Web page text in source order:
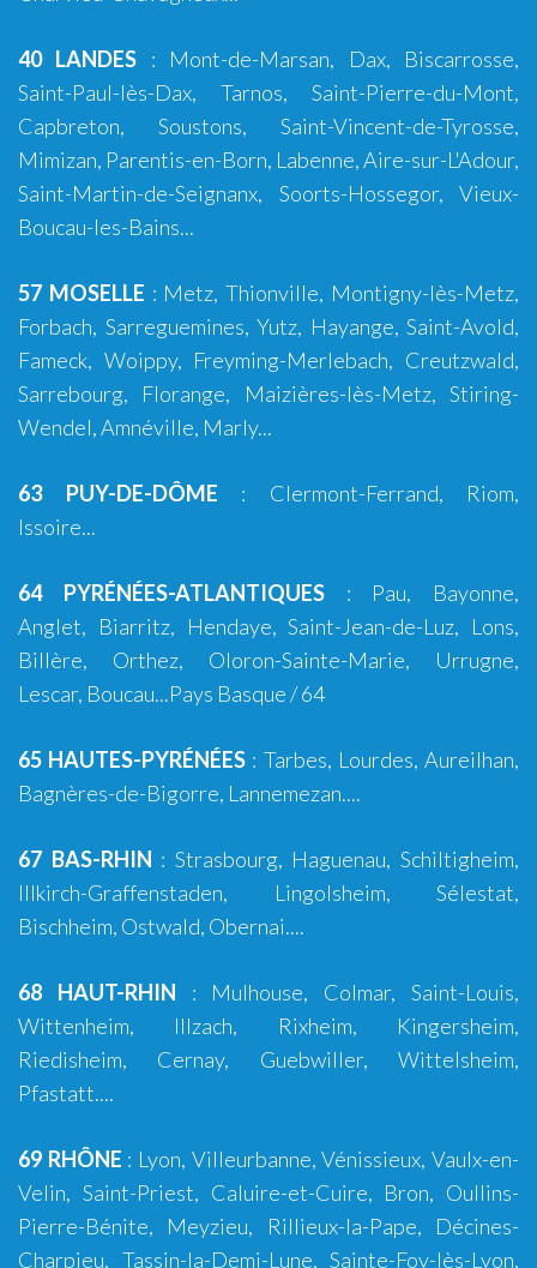
40 LANDES : Mont-de-Marsan, Dax, Biscarrosse,
Saint-Paul-lès-Dax, Tarnos, Saint-Pierre-du-Mont,
Capbreton, Soustons, Saint-Vincent-de-Tyrosse,
Mimizan, Parentis-en-Born, Labenne,Aire-sur-L'Adour,
Saint-Martin-de-Seignanx, Soorts-Hossegor, Vieux-
Boucau-les-Bains...
57 MOSELLE : Metz,Thionville, Montigny-lès-Metz,
Forbach, Sarreguemines, Yutz, Hayange, Saint-Avold,
Fameck, Woippy, Freyming-Merlebach, Creutzwald,
Sarrebourg, Florange, Maizières-lès-Metz, Stiring-
Wendel, Amnéville, Marly...
63 PUY-DE-DÔME : Clermont-Ferrand, Riom,
Issoire...
64 PYRÉNÉES-ATLANTIQUES: Pau, Bayonne,
Anglet, Biarritz, Hendaye,Saint-Jean-de-Luz, Lons,
Billère, Orthez, Oloron-Sainte-Marie, Urrugne,
Lescar, Boucau...Pays Basque/ 64
65 HAUTES-PYRÉNÉES : Tarbes, Lourdes, Aureilhan,
Bagnères-de-Bigorre, Lannemezan....
67 BAS-RHIN : Strasbourg, Haguenau,Schiltigheim,
Illkirch-Graffenstaden, Lingolsheim, Sélestat,
Bischheim, Ostwald, Obernai....
68 HAUT-RHIN : Mulhouse, Colmar,Saint-Louis,
Wittenheim, Illzach, Rixheim, Kingersheim,
Riedisheim, Cernay, Guebwiller, Wittelsheim,
Pfastatt....
69 RHÔNE : Lyon, Villeurbanne,Vénissieux,Vaulx-en-
Velin, Saint-Priest, Caluire-et-Cuire, Bron, Oullins-
Pierre-Bénite, Meyzieu, Rillieux-la-Pape, Décines-
Charpieu, Tassin-la-Demi-Lune, Sainte-Foy-lès-Lyon,